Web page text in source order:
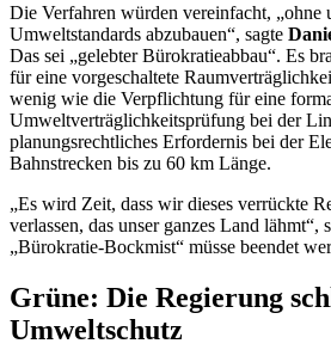
Die Verfahren würden vereinfacht, „ohne
Umweltstandards abzubauen“, sagte
Das sei „gelebter Bürokratieabbau“. Es
für eine vorgeschaltete
wenig wie die Verpflichtung für eine
Umweltverträglichkeitsprüfung bei der
planungsrechtliches Erfordernis bei der
Bahnstrecken bis zu 60 km Länge.
„Es wird Zeit, dass wir dieses verrückte
verlassen, das unser ganzes Land lähmt“,
„Bürokratie-Bockmist“ müsse beendet
Grüne: Die Regierung
Umweltschutz